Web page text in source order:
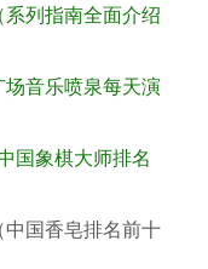
列指南全面介绍
音乐喷泉每天演
国象棋大师排名
国香皂排名前十